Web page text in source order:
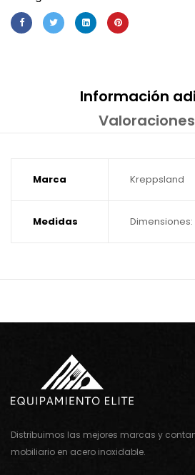
Información
Marca Kreppsland
Medidas Dimensiones:
Distribuimos las mejores marcas y
mobiliario en acero inoxidable.